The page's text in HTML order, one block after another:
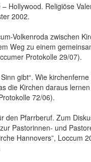
Hollywood. Religiöse
2002.
Volkenroda zwischen
Weg zu einem
Protokolle 29/07).
gibt“. Wie
die Kirchen daraus
72/06).
den Pfarrberuf. Zum
Pastorinnen- und
Hannovers”, Loccum